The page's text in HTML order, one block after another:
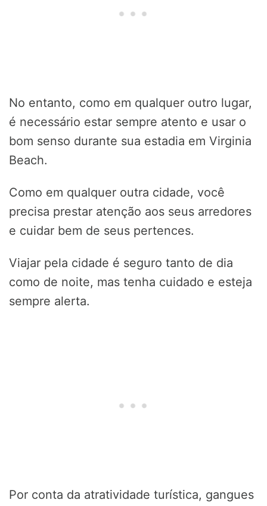
No entanto, como em qualquer outro lugar,
é necessário estar sempre atento e usar o
bom senso durante sua estadia em Virginia
Beach.
Como em qualquer outra cidade, você
precisa prestar atenção aos seus arredores
e cuidar bem de seus pertences.
Viajar pela cidade é seguro tanto de dia
como de noite, mas tenha cuidado e esteja
sempre alerta.
Por conta da atratividade turística, gangues